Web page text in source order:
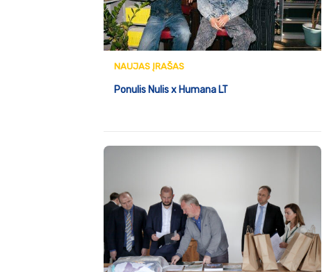
NAUJAS ĮRAŠAS
Ponulis Nulis x Humana LT